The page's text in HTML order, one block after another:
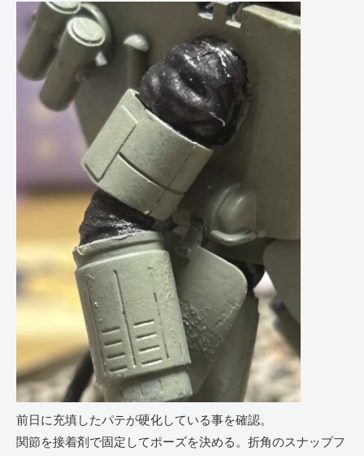
前日に充填したパテが硬化している事を確認。
関節を接着剤で固定してポーズを決める。折角のスナップフ